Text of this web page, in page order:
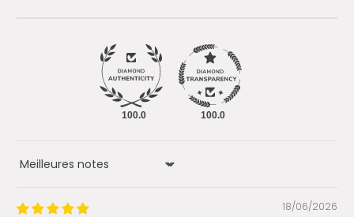
100.0 100.0
Sort by
18/06/2026